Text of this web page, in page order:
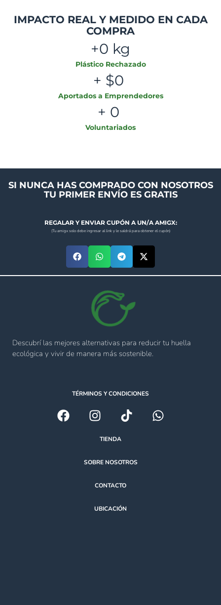
IMPACTO REAL Y MEDIDO EN CADA
COMPRA
Plástico Rechazado
+0 kg
Aportados a Emprendedores
+ $0
Voluntariados
+ 0
SI NUNCA HAS COMPRADO CON NOSOTROS
TU PRIMER ENVÍO ES GRATIS
REGALAR Y ENVIAR CUPÓN A UN/A AMIGX:
(Tu amigx solo debe ingresar al link y le saldrá para obtener el cupón)
Descubrí las mejores alternativas para reducir tu huella
ecológica y vivir de manera más sostenible.
TÉRMINOS Y CONDICIONES
TIENDA
SOBRE NOSOTROS
CONTACTO
UBICACIÓN